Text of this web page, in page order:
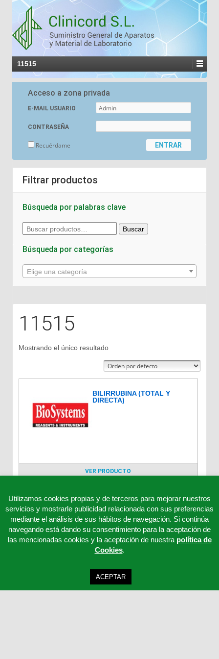
11515
Acceso a zona privada
E-MAIL USUARIO
CONTRASEÑA
Recuérdame
Filtrar productos
Búsqueda por palabras clave
Buscar
por:
Buscar
Búsqueda por categorías
Elige una categoría
11515
Mostrando el único resultado
BILIRRUBINA (TOTAL Y
DIRECTA)
VER PRODUCTO
Utilizamos cookies propias y de terceros para mejorar nuestros
servicios y mostrarle publicidad relacionada con sus preferencias
mediante el análisis de sus hábitos de navegación. Si continúa
navegando está dando su consentimiento para la aceptación de
las mencionadas cookies y la aceptación de nuestra política de
Cookies.
ACEPTAR